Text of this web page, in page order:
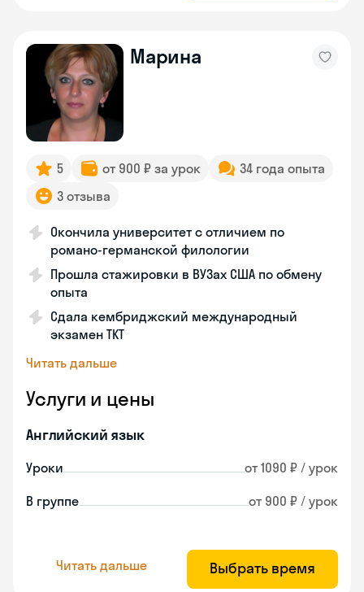
Марина
5 от 900 ₽ за урок
34 года опыта
3 отзыва
Окончила университет с отличием по
романо-германской филологии
Прошла стажировки в ВУЗах США по обмену
опыта
Сдала кембриджский международный
экзамен TKT
Читать дальше
Услуги и цены
Английский язык
Уроки от 1090 ₽ / урок
В группе от 900 ₽ / урок
Читать дальше Выбрать время